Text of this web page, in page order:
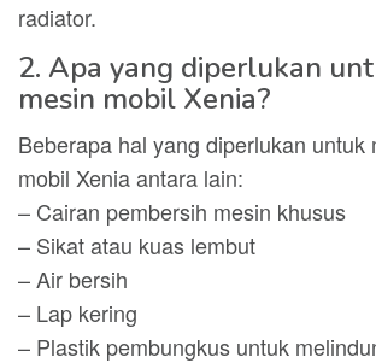
radiator.
2. Apa yang diperlukan
mesin mobil Xenia?
Beberapa hal yang diperlukan untuk
mobil Xenia antara lain:
– Cairan pembersih mesin khusus
– Sikat atau kuas lembut
– Air bersih
– Lap kering
– Plastik pembungkus untuk